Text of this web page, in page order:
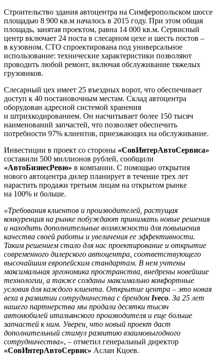
Строительство здания автоцентра на Симферопольском шоссе
площадью 8 900 кв.м началось в 2015 году. При этом общая
площадь, занятая проектом, равна 14 000 кв.м. Сервисный
центр включает 24 поста в слесарном цехе и шесть постов –
в кузовном. СТО спроектирована под универсальное
использование: технические характеристики позволяют
проводить любой ремонт, включая обслуживание тяжелых
грузовиков.
Слесарный цех имеет 25 въездных ворот, что обеспечивает
доступ к 40 постановочным местам. Склад автоцентра
оборудован адресной системой хранения
и штрихкодированием. Он насчитывает более 150 тысяч
наименований запчастей, что позволяет обеспечить
потребности 97% клиентов, приезжающих на обслуживание.
Инвестиции в проект со стороны «СовИнтерАвтоСервиса»
составили 500 миллионов рублей, сообщили
«АвтоБизнесРевю» в компании. С помощью открытия
нового автоцентра дилер планирует в течение трех лет
нарастить продажи третьим лицам на открытом рынке
на 100% и больше.
«Требования клиентов и производителей, растущая
конкуренция на рынке побуждают принимать новые решения
и находить дополнительные возможности для повышения
качества своей работы и увеличения ее эффективности.
Таким решением стало для нас проектирование и открытие
современного дилерского автоцентра, соответствующего
высочайшим европейским стандартам. В нем учтены
максимальная эргономика пространства, внедрены новейшие
технологии, а также созданы максимально комфортные
условия для каждого клиента. Открытие центра – это новая
веха в развитии сотрудничества с брендом Iveco. За 25 лет
нашего партнерства мы продали десятки тысяч
автомобилей итальянского производителя и еще больше
запчастей к ним. Уверен, что новый проект даст
дополнительный стимул развитию взаимовыгодного
сотрудничества», – отметил генеральный директор
«СовИнтерАвтоСервис» Аслан Кцоев.